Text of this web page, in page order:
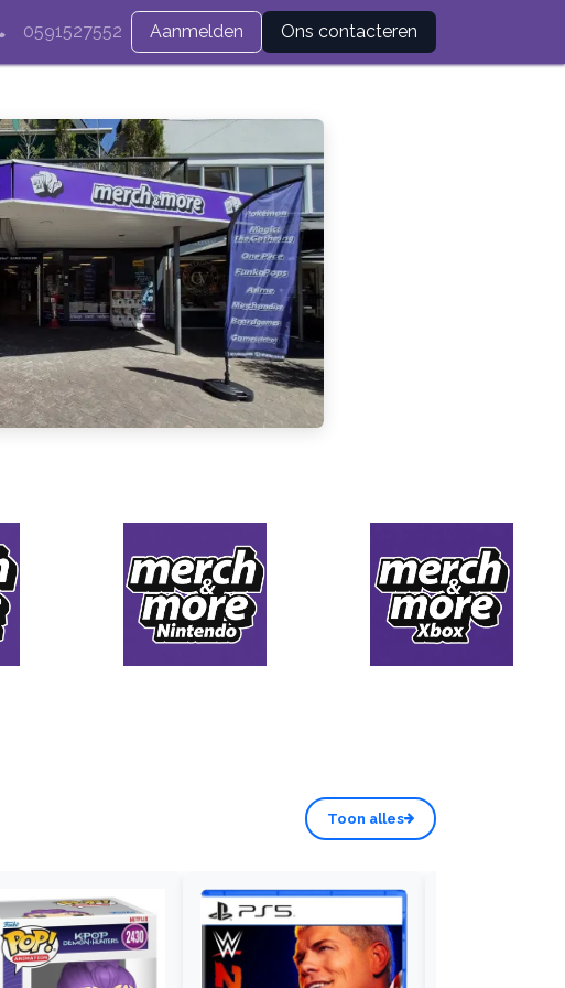
0591527552 Aanmelden Ons contacteren
Toon alles